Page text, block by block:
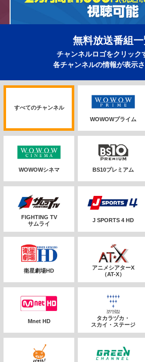
無料放送番組
チャンネルロゴをクリック
各チャンネルの情報が表示さ
すべてのチャンネル
WOWOWプライム
WOWOWシネマ BS10プレミアム
FIGHTING TV
サムライ
J SPORTS 4 HD
衛星劇場HD
アニメシアターX
（AT-X）
Mnet HD
タカラヅカ・
スカイ・ステージ